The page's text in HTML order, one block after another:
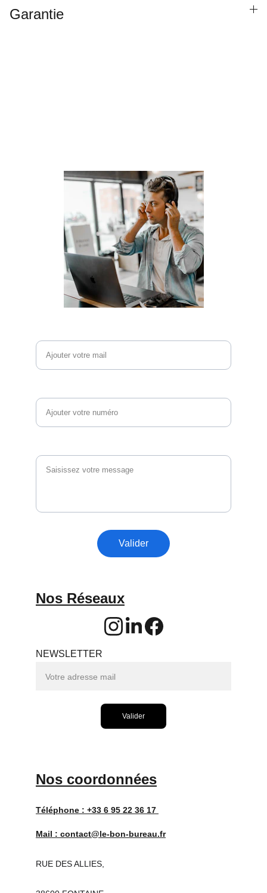
Garantie
Valider
Téléphone : +33 6 95 22 36 17
Mail : contact@le-bon-bureau.fr
RUE DES ALLIES,
Nos Réseaux
Nos coordonnées
NEWSLETTER
Valider